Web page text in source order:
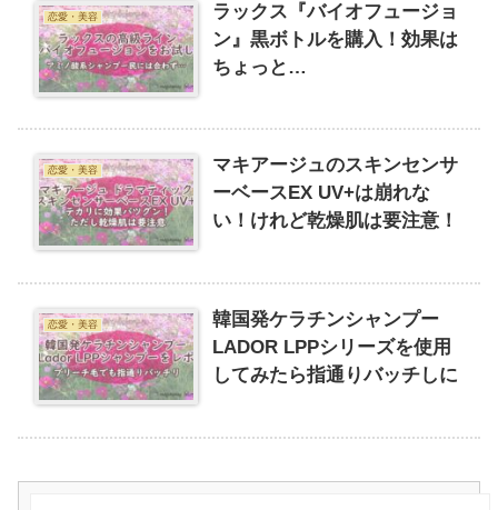
恋愛・美容
ラックス『バイオフュージョ
ン』黒ボトルを購入！効果は
ちょっと…
恋愛・美容
マキアージュのスキンセンサ
ーベースEX UV+は崩れな
い！けれど乾燥肌は要注意！
恋愛・美容
韓国発ケラチンシャンプー
LADOR LPPシリーズを使用
してみたら指通りバッチしに